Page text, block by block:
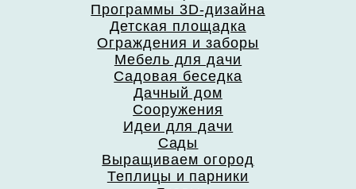
Программы 3D-дизайна
Детская площадка
Ограждения и заборы
Мебель для дачи
Садовая беседка
Дачный дом
Сооружения
Идеи для дачи
Сады
Выращиваем огород
Теплицы и парники